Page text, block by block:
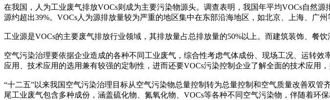
在我国，人为工业废气排放VOCs则成为主要污染物源头。调查表明，我国年平均VOCs自然
源约超出39%。VOCs人为源排放量较为严重的地区集中在东部沿海地区，如北京、上海、广
工业源是VOCs的主要废气排放行业领域，其排放量占总排放量的50%以上。而建筑装饰、餐
空气污染治理要依据企业造成的各种不同工业废气，综合性考虑气体成份、现场工况、运转
应用、技术应用的选用兼有较强的定制性，进而还要VOCs污染控制企业了解全面的技术应用，
“十二五”以来我国空气污染治理目标从空气污染物总量控制转为总量控制和空气质量改善双
尾工业废气包含多种成份，涵盖硫化物、氮氧化物、VOCs等各种不同空气污染物，伴随着